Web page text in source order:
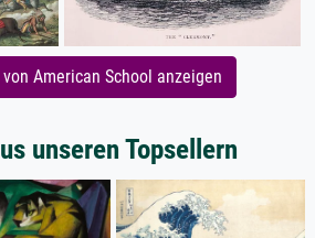
American School anzeigen
unseren Topsellern